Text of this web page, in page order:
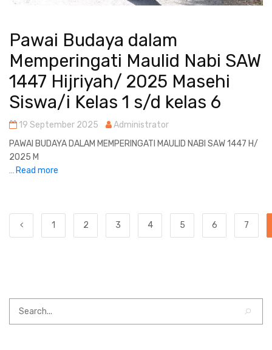
Pawai Budaya dalam
Memperingati Maulid Nabi SAW
1447 Hijriyah/ 2025 Masehi
Siswa/i Kelas 1 s/d kelas 6
19 September 2025
Administrator
PAWAI BUDAYA DALAM MEMPERINGATI MAULID NABI SAW 1447 H/
2025 M
... Read more
1 2 3 4 5 6 7